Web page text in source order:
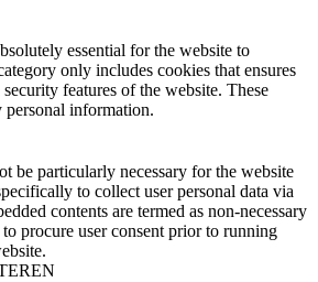
essential for the website to
only includes cookies that ensures
features of the website. These
personal information.
be particularly necessary for the website
to collect user personal data via
contents are termed as non-necessary
procure user consent prior to running